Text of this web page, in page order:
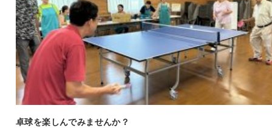
卓球を楽しんでみませんか？